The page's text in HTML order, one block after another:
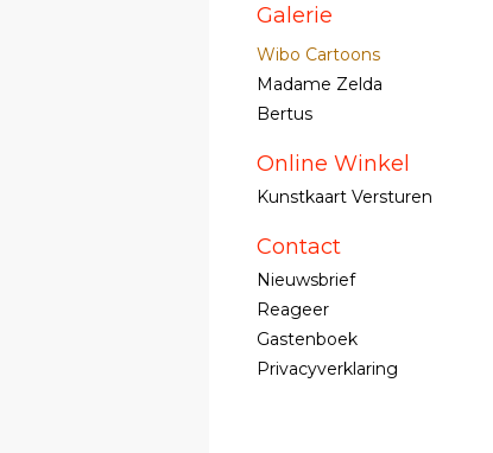
Galerie
Wibo Cartoons
Madame Zelda
Bertus
Online Winkel
Kunstkaart Versturen
Contact
Nieuwsbrief
Reageer
Gastenboek
Privacyverklaring